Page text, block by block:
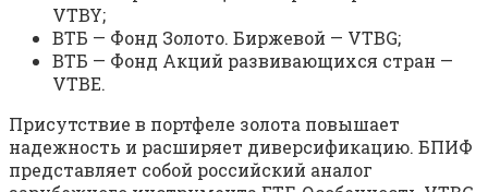
VTBY;
ВТБ — Фонд Золото. Биржевой — VTBG;
ВТБ — Фонд Акций развивающихся стран —
VTBE.
Присутствие в портфеле золота повышает
надежность и расширяет диверсификацию. БПИФ
представляет собой российский аналог